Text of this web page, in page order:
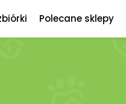
Polecane sklepy